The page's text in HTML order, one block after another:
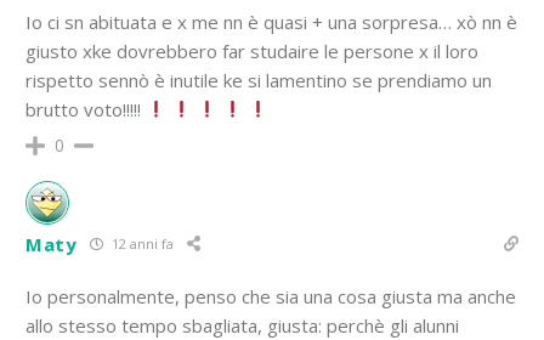
Io ci sn abituata e x me nn è quasi + una sorpresa… xò nn è
giusto xke dovrebbero far studaire le persone x il loro
rispetto sennò è inutile ke si lamentino se prendiamo un
brutto voto!!!!!
0
Maty 12 anni fa
Io personalmente, penso che sia una cosa giusta ma anche
allo stesso tempo sbagliata, giusta: perchè gli alunni